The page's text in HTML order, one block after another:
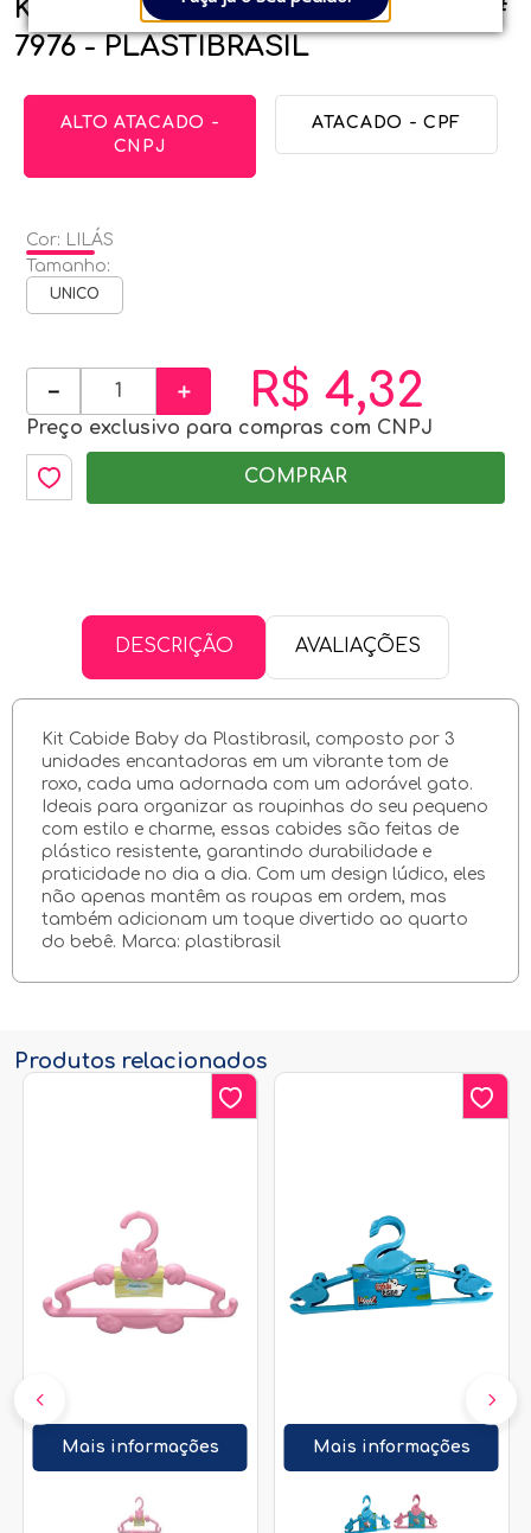
KIT CABIDE BABY - 3 UNIDADES #
7976 - PLASTIBRASIL
ALTO ATACADO -
CNPJ
ATACADO - CPF
Cor:
LILÁS
Tamanho:
UNICO
＋
－ R$ 4,32
Preço exclusivo para compras com CNPJ
COMPRAR
DESCRIÇÃO AVALIAÇÕES
Kit Cabide Baby da Plastibrasil, composto por 3
unidades encantadoras em um vibrante tom de
roxo, cada uma adornada com um adorável gato.
Ideais para organizar as roupinhas do seu pequeno
com estilo e charme, essas cabides são feitas de
plástico resistente, garantindo durabilidade e
praticidade no dia a dia. Com um design lúdico, eles
não apenas mantêm as roupas em ordem, mas
também adicionam um toque divertido ao quarto
do bebê. Marca: plastibrasil
Produtos relacionados
Mais informações Mais informações